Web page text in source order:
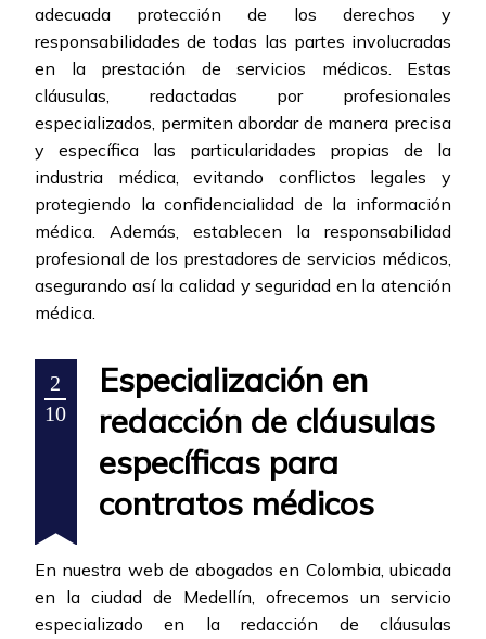
adecuada protección de los derechos y
responsabilidades de todas las partes involucradas
en la prestación de servicios médicos. Estas
cláusulas, redactadas por profesionales
especializados, permiten abordar de manera precisa
y específica las particularidades propias de la
industria médica, evitando conflictos legales y
protegiendo la confidencialidad de la información
médica. Además, establecen la responsabilidad
profesional de los prestadores de servicios médicos,
asegurando así la calidad y seguridad en la atención
médica.
2
10
Especialización en
redacción de cláusulas
específicas para
contratos médicos
En nuestra web de abogados en Colombia, ubicada
en la ciudad de Medellín, ofrecemos un servicio
especializado en la redacción de cláusulas